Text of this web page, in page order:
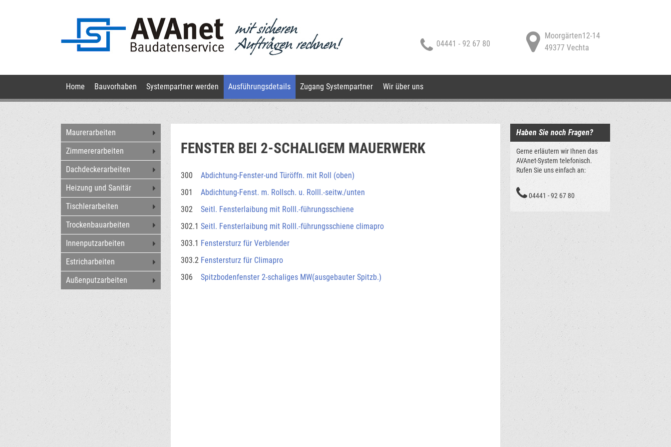
04441 - 92 67 80
Moorgärten12-14
49377 Vechta
Navigation
Home Bauvorhaben Systempartner werden Ausführungsdetails Zugang Systempartner Wir über uns
FENSTER BEI 2-SCHALIGEM MAUERWERK
300
Abdichtung-Fenster-und Türöffn. mit Roll (oben)
301
Abdichtung-Fenst. m. Rollsch. u. Rolll.-seitw./unten
302
Seitl. Fensterlaibung mit Rolll.-führungsschiene
302.1 Seitl. Fensterlaibung mit Rolll.-führungsschiene climapro
303.1 Fenstersturz für Verblender
303.2 Fenstersturz für Climapro
306
Spitzbodenfenster 2-schaliges MW(ausgebauter Spitzb.)
Navigation
überspringen
Maurerarbeiten
Zimmererarbeiten
Dachdeckerarbeiten
Heizung und Sanitär
Tischlerarbeiten
Trockenbauarbeiten
Innenputzarbeiten
Estricharbeiten
Außenputzarbeiten
Haben Sie noch Fragen?
Gerne erläutern wir Ihnen das
AVAnet-System telefonisch.
Rufen Sie uns einfach an:
04441 - 92 67 80